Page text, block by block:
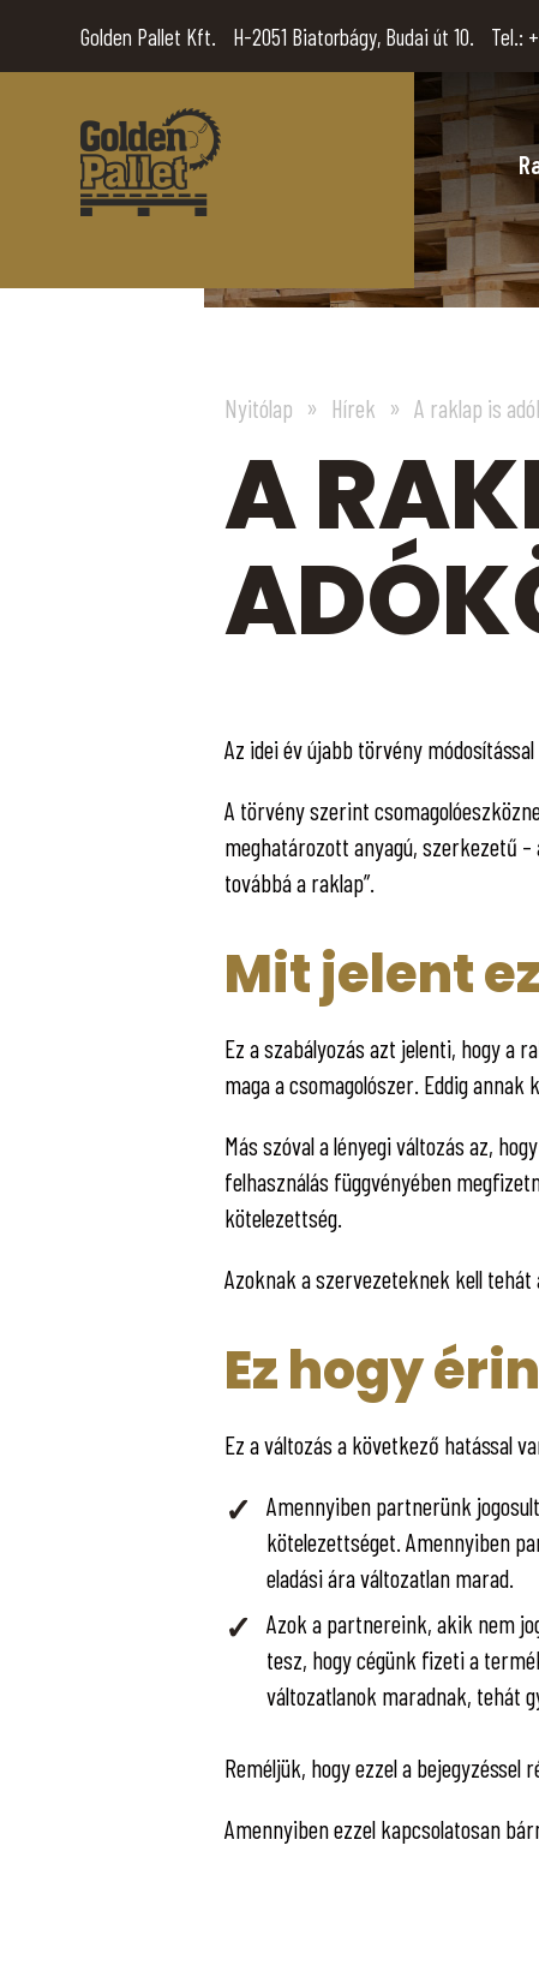
Golden Pallet Kft. H-2051 Biatorbágy, Budai út 10. Tel.:
Nyitólap Hírek A raklap is
A
Az idei év újabb törvény
A törvény szerint
meghatározott anyagú, szerkezetű
továbbá a raklap”.
Mit jelent
Ez a szabályozás azt jelenti, hogy a
maga a csomagolószer. Eddig
Más szóval a lényegi változás az,
felhasználás függvényében
kötelezettség.
Azoknak a szervezeteknek kell
Ez hogy
Ez a változás a következő hatással
Amennyiben partnerünk
kötelezettséget. Amennyiben
eladási ára változatlan marad.
Azok a partnereink, akik nem
tesz, hogy cégünk fizeti a
változatlanok maradnak, tehát
Reméljük, hogy ezzel a
Amennyiben ezzel kapcsolatosan